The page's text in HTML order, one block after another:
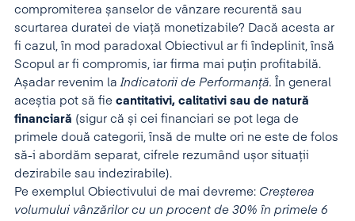
compromiterea șanselor de vânzare recurentă sau
scurtarea duratei de viață monetizabile? Dacă acesta ar
fi cazul, în mod paradoxal Obiectivul ar fi îndeplinit, însă
Scopul ar fi compromis, iar firma mai puțin profitabilă.
Așadar revenim la Indicatorii de Performanță. În general
aceștia pot să fie cantitativi, calitativi sau de natură
financiară (sigur că și cei financiari se pot lega de
primele două categorii, însă de multe ori ne este de folos
să-i abordăm separat, cifrele rezumând ușor situații
dezirabile sau indezirabile).
Pe exemplul Obiectivului de mai devreme: Creșterea
volumului vânzărilor cu un procent de 30% în primele 6